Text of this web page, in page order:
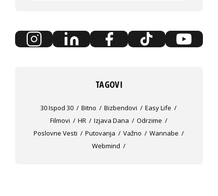
TAGOVI
30 Ispod 30 Bitno Bizbendovi
Easy Life
Filmovi
HR Izjava Dana
Odrzime
Poslovne Vesti
Putovanja Važno
Wannabe
Webmind